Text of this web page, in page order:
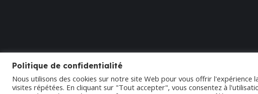
nouvelle
une
fenêtre
Politique de confidentialité
Nous utilisons des cookies sur notre site Web pour vous offrir
visites répétées. En cliquant sur "Tout accepter", vous consentez à